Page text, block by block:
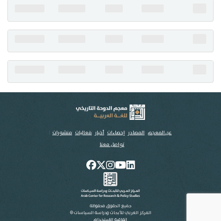
عن المعجم المصادر إحصاءات أخبار فعاليات منشورات
تواصل معنا
جميع الحقوق محفوظة
المركز العربي للأبحاث ودراسة السياسات ©